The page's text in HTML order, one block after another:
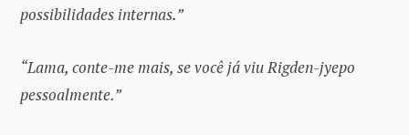
possibilidades internas.”
“Lama, conte-me mais, se você já viu Rigden-jyepo
pessoalmente.”